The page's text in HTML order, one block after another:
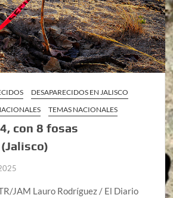
DESAPARECIDOS EN JALISCO
TEMAS NACIONALES
con 8 fosas
JAM Lauro Rodríguez / El Diario